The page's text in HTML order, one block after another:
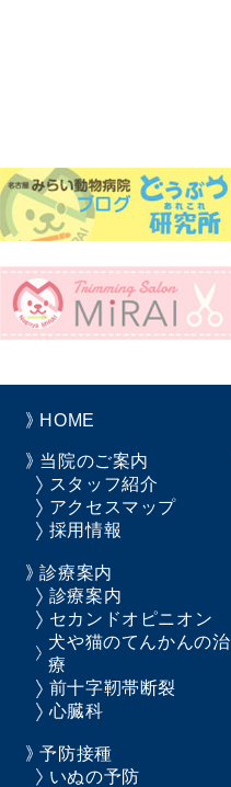
HOME
当院のご案内
スタッフ紹介
アクセスマップ
採用情報
診療案内
診療案内
セカンドオピニオン
犬や猫のてんかんの治
療
前十字靭帯断裂
心臓科
予防接種
いぬの予防